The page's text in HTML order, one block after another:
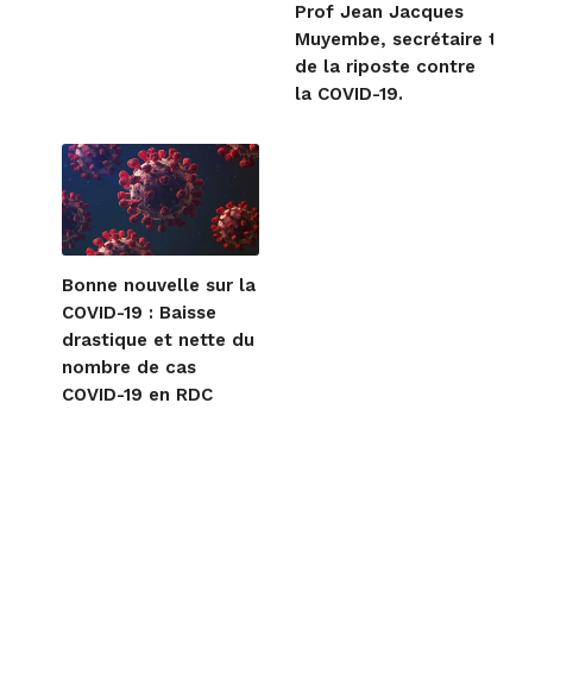
Prof Jean Jacques
Muyembe, secrétaire
de la riposte contre
la COVID-19.
Bonne nouvelle sur la
COVID-19 : Baisse
drastique et nette du
nombre de cas
COVID-19 en RDC